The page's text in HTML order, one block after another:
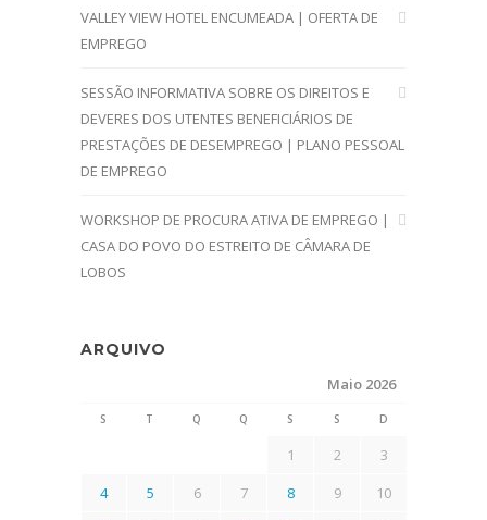
VALLEY VIEW HOTEL ENCUMEADA | OFERTA DE
EMPREGO
SESSÃO INFORMATIVA SOBRE OS DIREITOS E
DEVERES DOS UTENTES BENEFICIÁRIOS DE
PRESTAÇÕES DE DESEMPREGO | PLANO PESSOAL
DE EMPREGO
WORKSHOP DE PROCURA ATIVA DE EMPREGO |
CASA DO POVO DO ESTREITO DE CÂMARA DE
LOBOS
ARQUIVO
Maio 2026
S T Q Q S S D
1 2
3
4
5 6 7 8 9
10